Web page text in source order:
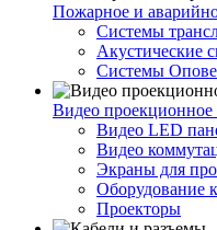
Пожарное и
Cистемы
Акустические
Системы
Видео проекционное
Видео LED
Видео
Экраны для
Оборудование
Проекторы